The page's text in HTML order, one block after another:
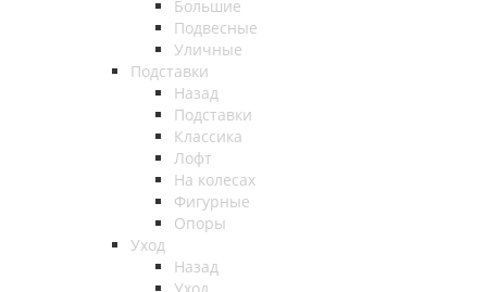
Большие
Подвесные
Уличные
Подставки
Назад
Подставки
Классика
Лофт
На колесах
Фигурные
Опоры
Уход
Назад